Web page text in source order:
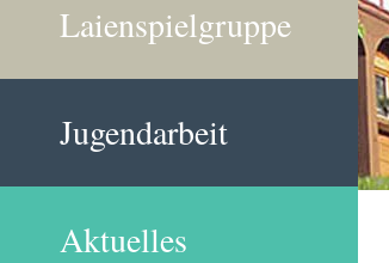
Laienspielgruppe
Jugendarbeit
Aktuelles